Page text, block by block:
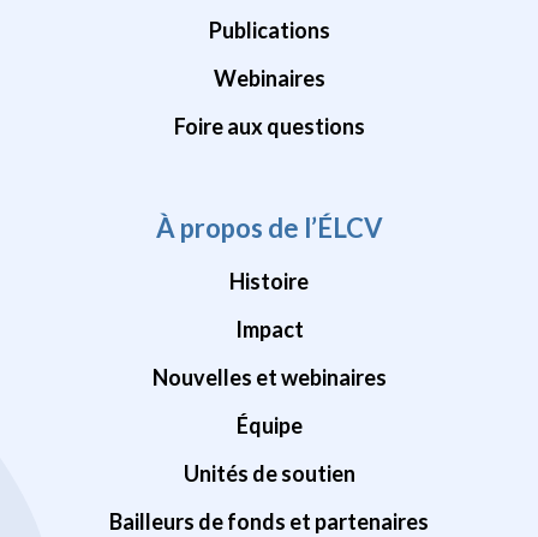
Publications
Webinaires
Foire aux questions
À propos de l’ÉLCV
Histoire
Impact
Nouvelles et webinaires
Équipe
Unités de soutien
Bailleurs de fonds et partenaires